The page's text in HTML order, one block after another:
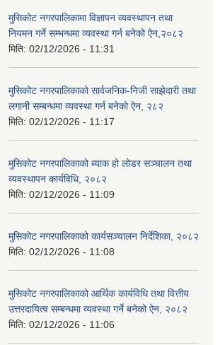
मुसिकोट नगरपालिकामा विज्ञापन व्यवस्थापन तथा
नियमन गर्ने सम्भन्धमा व्यवस्था गर्न बनेको ऐन,२०८२
मिति: 02/12/2026 - 11:31
मुसिकोट नगरपालिकाको सार्वजनिक-निजी साझेदारी तथा
लगानी सम्बन्धमा व्यवस्था गर्न बनेको ऐन, २८२
मिति: 02/12/2026 - 11:17
मुसिकोट नगरपालिकाको ब्याक हो लोडर सञ्चालन तथा
व्यवस्थापन कार्यविधि, २०८२
मिति: 02/12/2026 - 11:09
मुसिकोट नगरपालिकाको कार्यसञ्चालन निर्देशिका, २०८२
मिति: 02/12/2026 - 11:08
मुसिकोट नगरपालिकाको आर्थिक कार्यविधि तथा वित्तीय
उत्तरदायित्व सम्बन्धमा व्यवस्था गर्ने बनेको ऐन, २०८२
मिति: 02/12/2026 - 11:06